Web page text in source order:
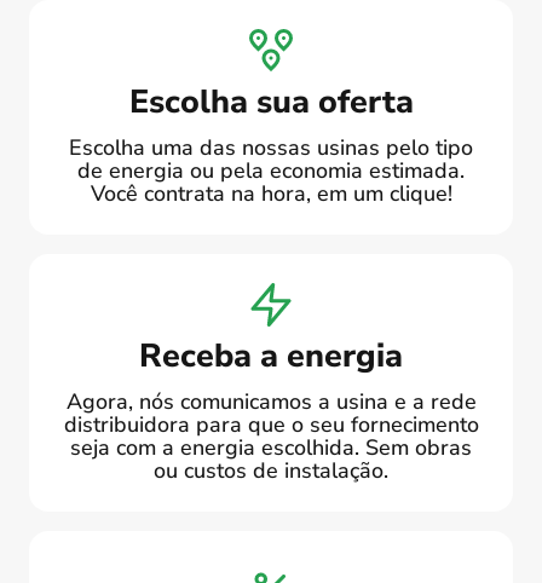
Escolha sua oferta
Escolha uma das nossas usinas pelo tipo
de energia ou pela economia estimada.
Você contrata na hora, em um clique!
Receba a energia
Agora, nós comunicamos a usina e a rede
distribuidora para que o seu fornecimento
seja com a energia escolhida. Sem obras
ou custos de instalação.